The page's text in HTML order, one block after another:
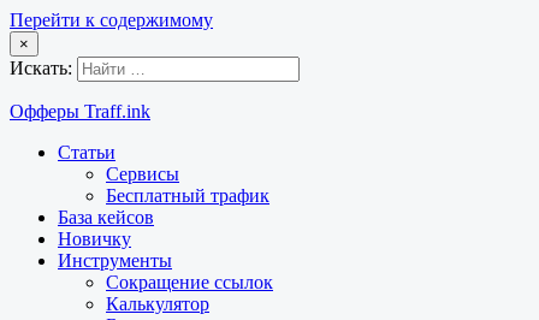
Перейти к содержимому
×
Искать:
Офферы Traff.ink
Статьи
Сервисы
Бесплатный трафик
База кейсов
Новичку
Инструменты
Сокращение ссылок
Калькулятор